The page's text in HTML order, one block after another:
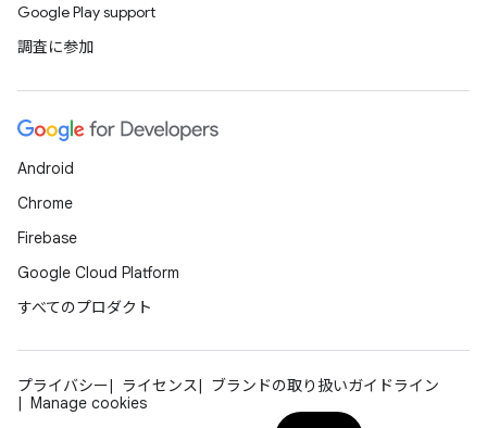
Google Play support
調査に参加
Android
Chrome
Firebase
Google Cloud Platform
すべてのプロダクト
プライバシー ライセンス
ブランドの取り扱いガイドライン
Manage cookies